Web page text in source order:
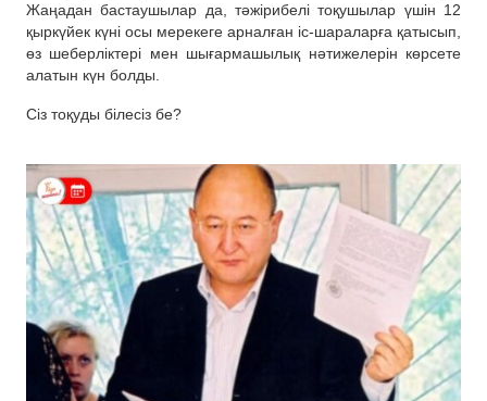
Жаңадан бастаушылар да, тәжірибелі тоқушылар үшін 12
қыркүйек күні осы мерекеге арналған іс-шараларға қатысып,
өз шеберліктері мен шығармашылық нәтижелерін көрсете
алатын күн болды.
Сіз тоқуды білесіз бе?